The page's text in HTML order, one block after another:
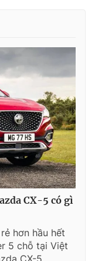
CX-5 có gì
hơn hầu hết
5 chỗ tại Việt
CX-5.